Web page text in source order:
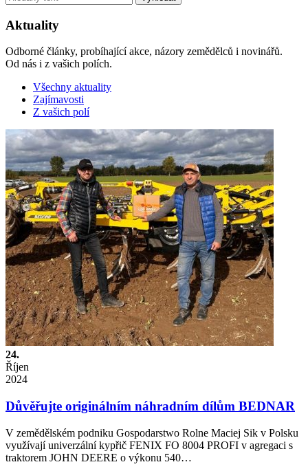
Aktuality
Odborné články, probíhající akce, názory zemědělců i novinářů.
Od nás i z vašich polích.
Všechny aktuality
Zajímavosti
Z vašich polí
24.
Říjen
2024
Důvěřujte originálním náhradním dílům BEDNAR
V zemědělském podniku Gospodarstwo Rolne Maciej Sik v Polsku
využívají univerzální kypřič FENIX FO 8004 PROFI v agregaci s
traktorem JOHN DEERE o výkonu 540…